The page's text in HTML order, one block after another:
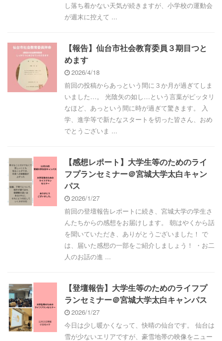
し落ち着かない天気が続きますが、小学校の運動会
が週末に控えて ...
【報告】仙台市社会教育委員３期目つと
めます
2026/4/18
前回の投稿からあっという間に３か月が過ぎてしま
いました…。 光陰矢の如し…という言葉がピッタリ
なほど、あっという間に時が過ぎて驚きます。 入
学、進学等で新たなスタートを切った皆さん、おめ
でとうございま ...
【感想レポート】大学生等のためのライ
フプランセミナー＠宮城大学太白キャン
パス
2026/1/27
前回の登壇報告レポートに続き、宮城大学の学生さ
んたちからの感想をお届けします。 朝はやくから話
を聞いていただき、ありがとうございました！ で
は、届いた感想の一部をご紹介しましょう！ ・お二
人のお話の進 ...
【登壇報告】大学生等のためのライフプ
ランセミナー＠宮城大学太白キャンパス
2026/1/27
今日は少し暖かくなって、快晴の仙台です。 仙台は
雪が少ないエリアですが、豪雪地帯の映像をニュー